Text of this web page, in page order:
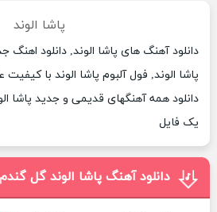
پاشا الوند
دانلود آهنگ های پاشا الوند, دانلود اهنگ
پاشا الوند, فول آلبوم پاشا الوند با کیفیت
دانلود همه آهنگهای قدیمی و جدید پاشا
یک فایل
دانلود آهنگ پاشا الوند گل گندم